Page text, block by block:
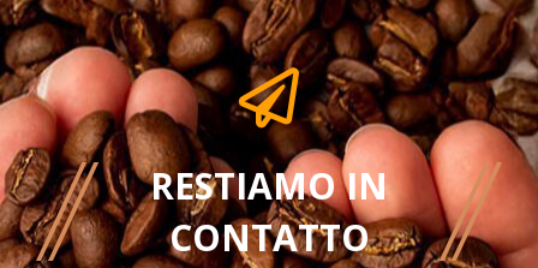
RESTIAMO IN
CONTATTO